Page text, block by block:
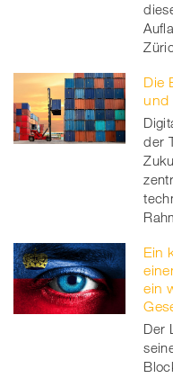
Die
und
der
Ein
ein
Der